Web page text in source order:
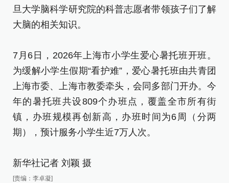
旦大学脑科学研究院的科普志愿者带领孩子们了解
大脑的相关知识。
7月6日，2026年上海市小学生爱心暑托班开班。
为缓解小学生假期“看护难”，爱心暑托班由共青团
上海市委、上海市教委牵头，会同多部门开办。今
年的暑托班共设809个办班点，覆盖全市所有街
镇，办班规模再创新高，办班时间为6周（分两
期），预计服务小学生近7万人次。
新华社记者 刘颖 摄
[责编：李卓凝]